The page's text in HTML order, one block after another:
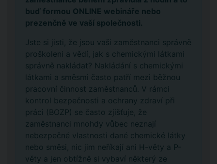
buď formou ONLINE webináře nebo
prezenčně ve vaší společnosti.
Jste si jisti, že jsou vaši zaměstnanci správně
proškoleni a vědí, jak s chemickými látkami
správně nakládat? Nakládání s chemickými
látkami a směsmi často patří mezi běžnou
pracovní činnost zaměstnanců. V rámci
kontrol bezpečnosti a ochrany zdraví při
práci (BOZP) se často zjišťuje, že
zaměstnanci mnohdy vůbec neznají
nebezpečné vlastnosti dané chemické látky
nebo směsi, nic jim neříkají ani H-věty a P-
věty a jen obtížně si vybaví některý ze